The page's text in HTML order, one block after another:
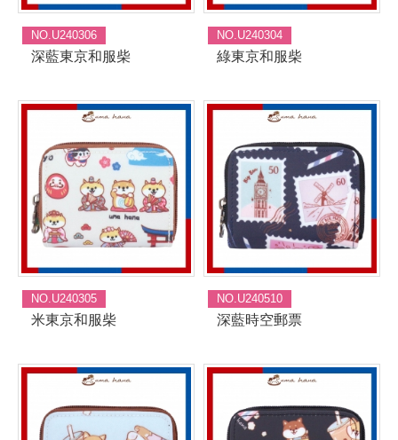
NO.U240306
深藍東京和服柴
NO.U240304
綠東京和服柴
NO.U240305
米東京和服柴
NO.U240510
深藍時空郵票